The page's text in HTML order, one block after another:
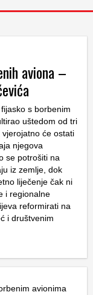
aviona –
s borbenim
uštedom od tri
će ostati
njegova
se potrošiti na
iz zemlje, dok
liječenje čak ni
i regionalne
reformirati na
i društvenim
avionima